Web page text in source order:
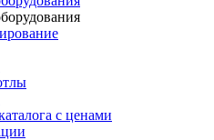
с ценами